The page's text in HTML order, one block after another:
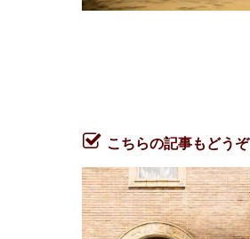
こちらの記事もどうぞ